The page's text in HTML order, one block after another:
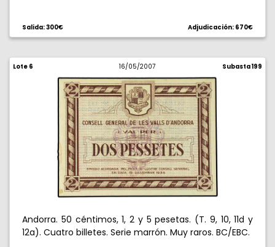
Salida: 300€ Adjudicación: 670€
Lote 6 16/05/2007 Subasta 199
Andorra. 50 céntimos, 1, 2 y 5 pesetas. (T. 9, 10, 11d y
12a). Cuatro billetes. Serie marrón. Muy raros. BC/EBC.